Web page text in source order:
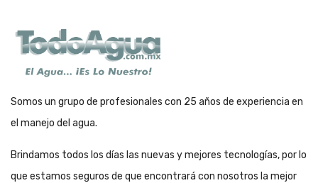
Somos un grupo de profesionales con 25 años de experiencia en
el manejo del agua.
Brindamos todos los días las nuevas y mejores tecnologías, por lo
que estamos seguros de que encontrará con nosotros la mejor